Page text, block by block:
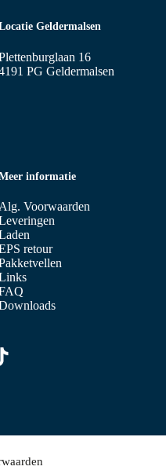
informatie
Alg. Voorwaarden
retour
Geldermalsen
16
PG Geldermalsen